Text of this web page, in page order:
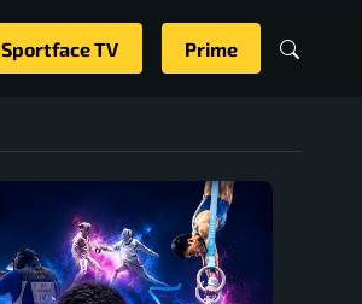
Sportface TV Prime